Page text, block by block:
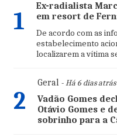
1
Ex-radialista
em resort de
De acordo com as
estabelecimento
localizarem a vítima
2
Geral- Há 6 dias atrás
Vadão Gomes
Otávio Gomes e
sobrinho para a